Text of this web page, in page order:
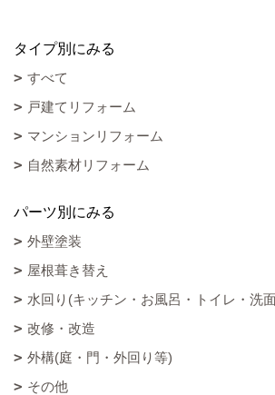
タイプ別にみる
すべて
戸建てリフォーム
マンションリフォーム
自然素材リフォーム
パーツ別にみる
外壁塗装
屋根葺き替え
水回り(キッチン・お風呂・トイレ・洗
改修・改造
外構(庭・門・外回り等)
その他